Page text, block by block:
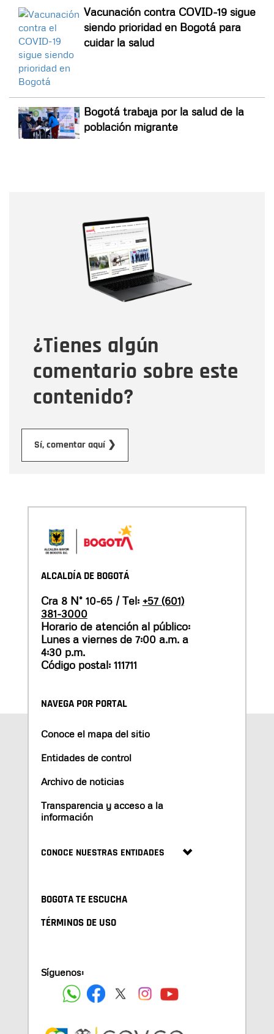
Vacunación contra COVID-19 sigue
siendo prioridad en Bogotá para
cuidar la salud
Bogotá trabaja por la salud de la
población migrante
¿Tienes algún
comentario sobre este
contenido?
Sí, comentar aquí ❯
Correo electrónico
Tipo de comentario
Mensaje
ALCALDÍA DE BOGOTÁ
Cra 8 N° 10-65 / Tel: +57 (601)
381-3000
Horario de atención al público:
Lunes a viernes de 7:00 a.m. a
4:30 p.m.
Código postal: 111711
NAVEGA POR PORTAL
Conoce el mapa del sitio
Entidades de control
Archivo de noticias
Transparencia y acceso a la
información
CONOCE NUESTRAS ENTIDADES
BOGOTA TE ESCUCHA
TÉRMINOS DE USO
Síguenos: